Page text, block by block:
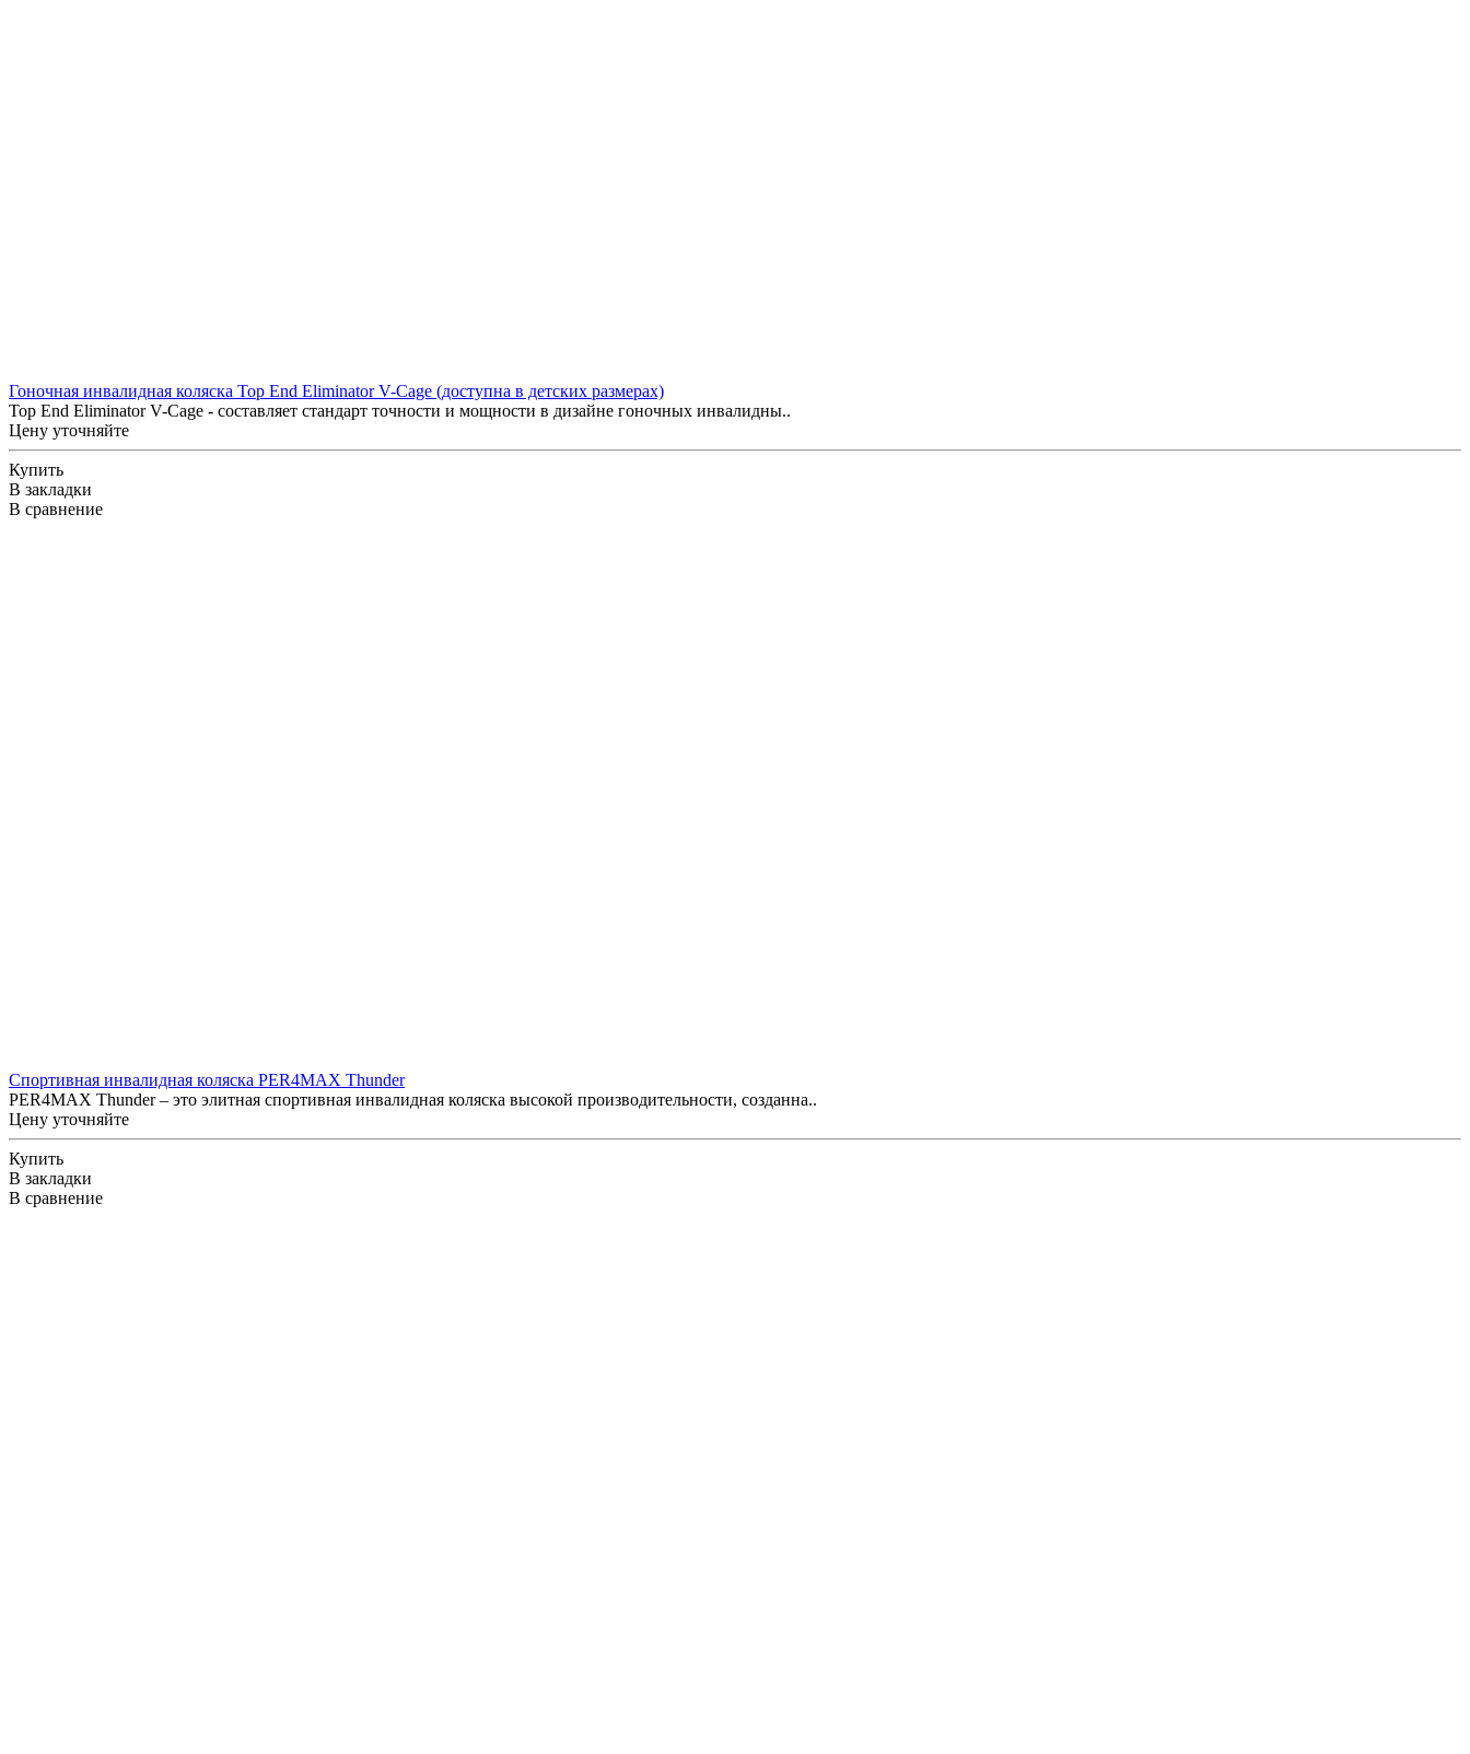
Гоночная инвалидная коляска Top End Eliminator V-Cage (доступна в детских размерах)
Top End Eliminator V-Cage - составляет стандарт точности и мощности в дизайне гоночных инвалидны..
Цену уточняйте
Купить
В закладки
В сравнение
Спортивная инвалидная коляска PER4MAX Thunder
PER4MAX Thunder – это элитная спортивная инвалидная коляска высокой производительности, созданна..
Цену уточняйте
Купить
В закладки
В сравнение